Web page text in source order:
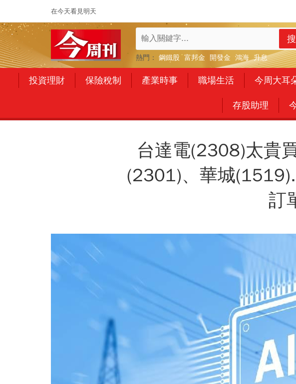
在今天看見明天
熱門： 鋼鐵股 富邦金 開發金 鴻海 升息
投資理財 保險稅制 產業時事 職場生活 今周大耳
存股助理
台達電(2308)太貴
(2301)、華城
訂